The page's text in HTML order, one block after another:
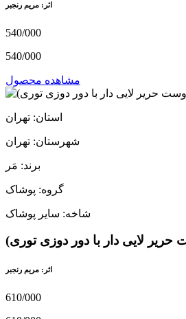
اثر: مریم رنجبر
540/000
540/000
مشاهده محصول
استان: تهران
شهرستان: تهران
برند: مَر
گروه: پوشاک
شاخه: سایر پوشاک
اثر: مریم رنجبر
610/000